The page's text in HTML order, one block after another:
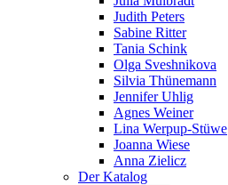
Judith Peters
Sabine Ritter
Tania Schink
Olga Sveshnikova
Silvia Thünemann
Jennifer Uhlig
Agnes Weiner
Lina Werpup-Stüwe
Joanna Wiese
Anna Zielicz
Der Katalog